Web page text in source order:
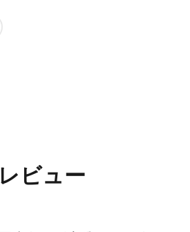
ビュー